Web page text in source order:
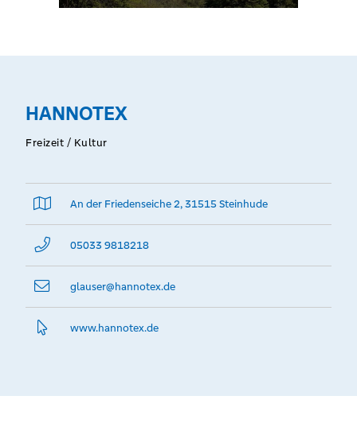
HANNOTEX
Freizeit / Kultur
An der Friedenseiche 2, 31515 Steinhude
05033 9818218
glauser@­hannotex.de
www.­hannotex.­de